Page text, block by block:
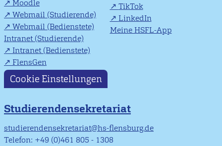
Moodle
Webmail (Studierende)
Webmail (Bedienstete)
Intranet (Studierende)
Intranet (Bedienstete)
FlensGen
TikTok
LinkedIn
Meine HSFL-App
Cookie Einstellungen
Studierendensekretariat
studierendensekretariat@hs-flensburg.de
Telefon: +49 (0)461 805 - 1308